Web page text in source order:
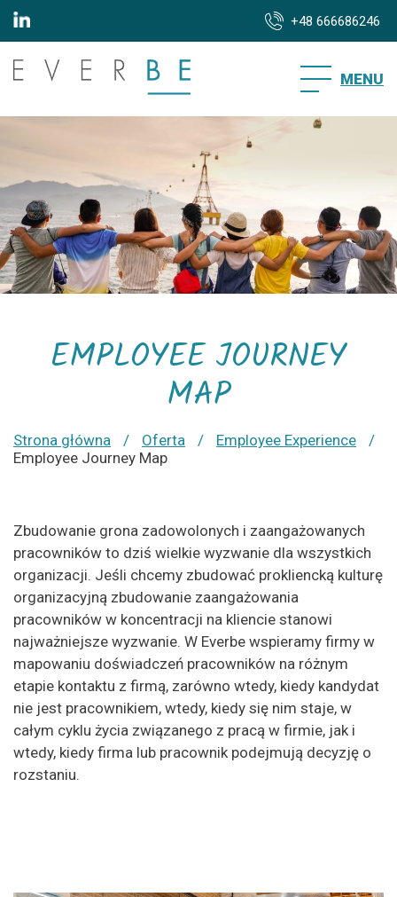
+48 666686246
MENU
EMPLOYEE JOURNEY
MAP
Strona główna / Oferta / Employee Experience
/
Employee Journey Map
Zbudowanie grona zadowolonych i zaangażowanych
pracowników to dziś wielkie wyzwanie dla wszystkich
organizacji. Jeśli chcemy zbudować prokliencką kulturę
organizacyjną zbudowanie zaangażowania
pracowników w koncentracji na kliencie stanowi
najważniejsze wyzwanie. W Everbe wspieramy firmy w
mapowaniu doświadczeń pracowników na różnym
etapie kontaktu z firmą, zarówno wtedy, kiedy kandydat
nie jest pracownikiem, wtedy, kiedy się nim staje, w
całym cyklu życia związanego z pracą w firmie, jak i
wtedy, kiedy firma lub pracownik podejmują decyzję o
rozstaniu.